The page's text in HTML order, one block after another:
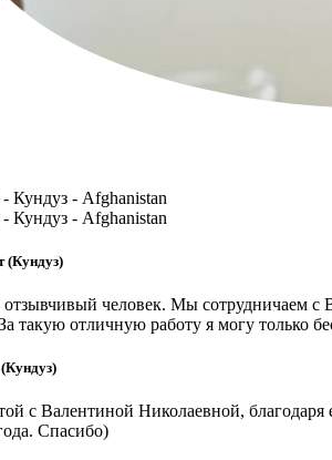
Кундуз - Afghanistan
Кундуз - Afghanistan
(Кундуз)
человек. Мы сотрудничаем с
такую отличную работу я могу только
с Валентиной Николаевной,
Спасибо)